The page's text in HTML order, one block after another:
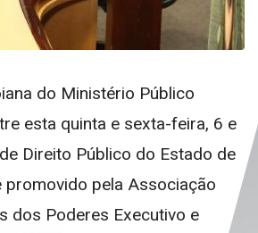
do Ministério Público
esta quinta e sexta-feira, 6 e
Direito Público do Estado de
promovido pela Associação
dos Poderes Executivo e